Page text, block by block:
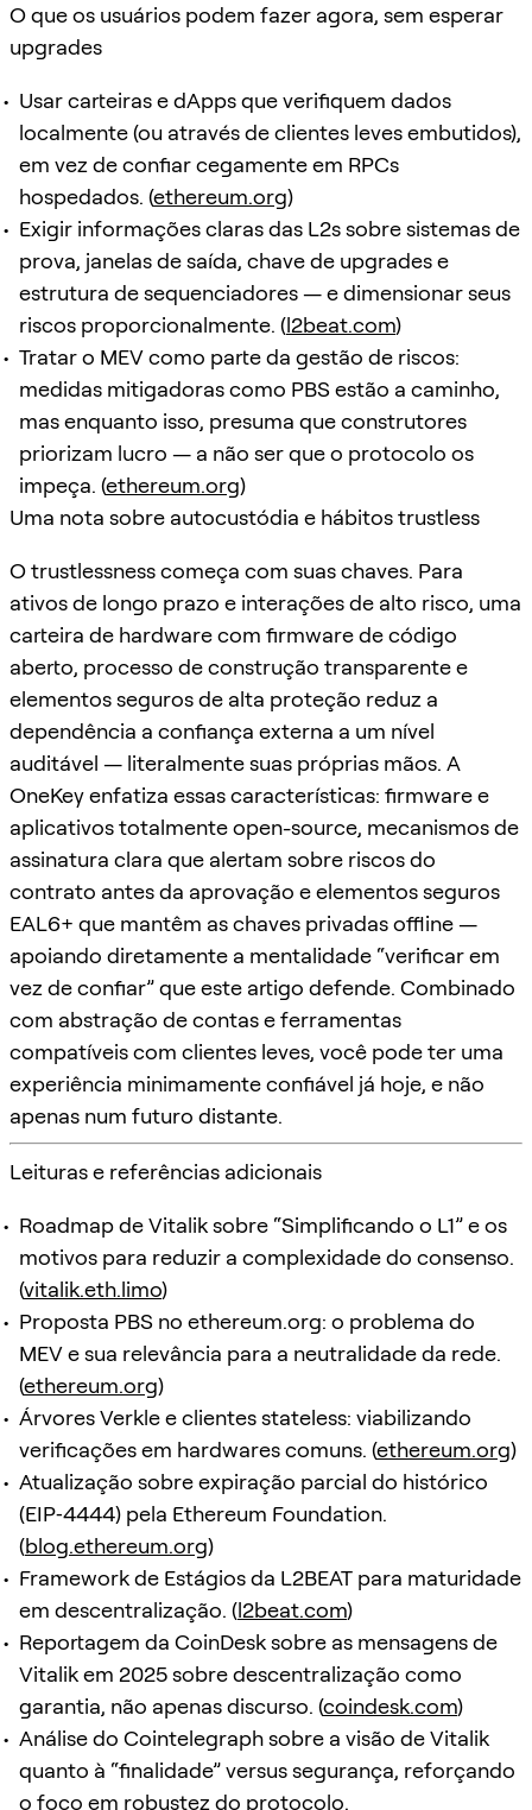
O que os usuários podem fazer agora, sem esperar
upgrades
Usar carteiras e dApps que verifiquem dados
localmente (ou através de clientes leves embutidos),
em vez de confiar cegamente em RPCs
hospedados. (ethereum.org)
Exigir informações claras das L2s sobre sistemas de
prova, janelas de saída, chave de upgrades e
estrutura de sequenciadores — e dimensionar seus
riscos proporcionalmente. (l2beat.com)
Tratar o MEV como parte da gestão de riscos:
medidas mitigadoras como PBS estão a caminho,
mas enquanto isso, presuma que construtores
priorizam lucro — a não ser que o protocolo os
impeça. (ethereum.org)
Uma nota sobre autocustódia e hábitos trustless
O trustlessness começa com suas chaves. Para
ativos de longo prazo e interações de alto risco, uma
carteira de hardware com firmware de código
aberto, processo de construção transparente e
elementos seguros de alta proteção reduz a
dependência a confiança externa a um nível
auditável — literalmente suas próprias mãos. A
OneKey enfatiza essas características: firmware e
aplicativos totalmente open-source, mecanismos de
assinatura clara que alertam sobre riscos do
contrato antes da aprovação e elementos seguros
EAL6+ que mantêm as chaves privadas offline —
apoiando diretamente a mentalidade “verificar em
vez de confiar” que este artigo defende. Combinado
com abstração de contas e ferramentas
compatíveis com clientes leves, você pode ter uma
experiência minimamente confiável já hoje, e não
apenas num futuro distante.
Leituras e referências adicionais
Roadmap de Vitalik sobre “Simplificando o L1” e os
motivos para reduzir a complexidade do consenso.
(vitalik.eth.limo)
Proposta PBS no ethereum.org: o problema do
MEV e sua relevância para a neutralidade da rede.
(ethereum.org)
Árvores Verkle e clientes stateless: viabilizando
verificações em hardwares comuns. (ethereum.org)
Atualização sobre expiração parcial do histórico
(EIP‑4444) pela Ethereum Foundation.
(blog.ethereum.org)
Framework de Estágios da L2BEAT para maturidade
em descentralização. (l2beat.com)
Reportagem da CoinDesk sobre as mensagens de
Vitalik em 2025 sobre descentralização como
garantia, não apenas discurso. (coindesk.com)
Análise do Cointelegraph sobre a visão de Vitalik
quanto à “finalidade” versus segurança, reforçando
o foco em robustez do protocolo.